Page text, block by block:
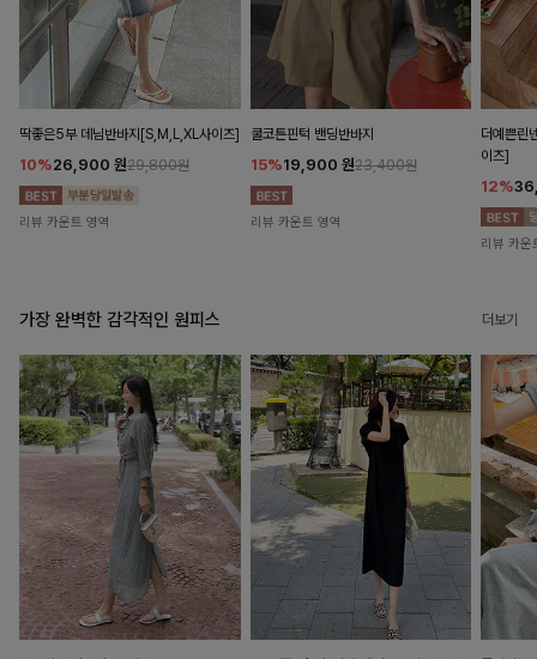
딱좋은5부 데님반바지[S,M,L,XL사이즈]
10%26,900 원29,800원
리뷰 카운트 영역
쿨코튼핀턱 밴딩반바지
15%19,900 원23,400원
리뷰 카운트 영역
더예쁜린
이즈]
12%
리뷰 카운
가장 완벽한 감각적인 원피스 더보기